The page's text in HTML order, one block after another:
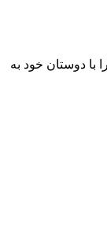
با دوستان خود به